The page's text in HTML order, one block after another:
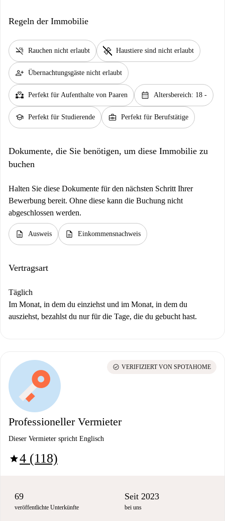
Regeln der Immobilie
smoke_free Rauchen nicht erlaubt pet_supplies Haustiere sind nicht erlaubt
person_add Übernachtungsgäste nicht erlaubt
partner_heart Perfekt für Aufenthalte von Paaren calendar_month Altersbereich: 18 -
school Perfekt für Studierende business_center Perfekt für Berufstätige
Dokumente, die Sie benötigen, um diese Immobilie zu
buchen
Halten Sie diese Dokumente für den nächsten Schritt Ihrer
Bewerbung bereit. Ohne diese kann die Buchung nicht
abgeschlossen werden.
description Ausweis description Einkommensnachweis
Vertragsart
Täglich
Im Monat, in dem du einziehst und im Monat, in dem du
ausziehst, bezahlst du nur für die Tage, die du gebucht hast.
Professioneller Vermieter
Dieser Vermieter spricht Englisch
star4 (118)
check_circle VERIFIZIERT VON SPOTAHOME
69
veröffentlichte Unterkünfte
Seit 2023
bei uns